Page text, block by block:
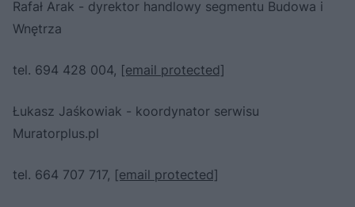
Rafał Arak - dyrektor handlowy segmentu Budowa i
Wnętrza
tel. 694 428 004, [email protected]
Łukasz Jaśkowiak - koordynator serwisu
Muratorplus.pl
tel. 664 707 717, [email protected]